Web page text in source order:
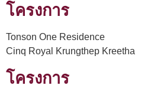
โครงการ
Tonson One Residence
Cinq Royal Krungthep Kreetha
โครงการ